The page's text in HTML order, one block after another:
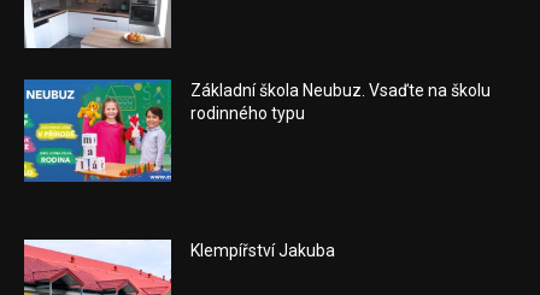
Základní škola Neubuz. Vsaďte na školu
rodinného typu
Klempířství Jakuba